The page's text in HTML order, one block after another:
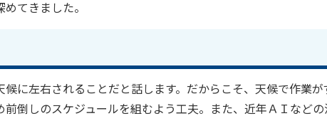
てきました。
に左右されることだと話します。だからこそ、天候で作業が
倒しのスケジュールを組むよう工夫。また、近年ＡＩなどの